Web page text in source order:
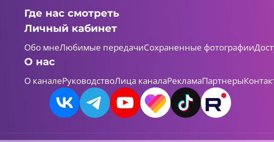
Где нас смотреть
Личный кабинет
Обо мнеЛюбимые передачиСохраненные фотографии
О нас
О каналеРуководствоЛица каналаРекламаПартнеры